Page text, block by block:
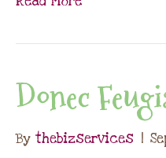
Donec
By thebizservices |